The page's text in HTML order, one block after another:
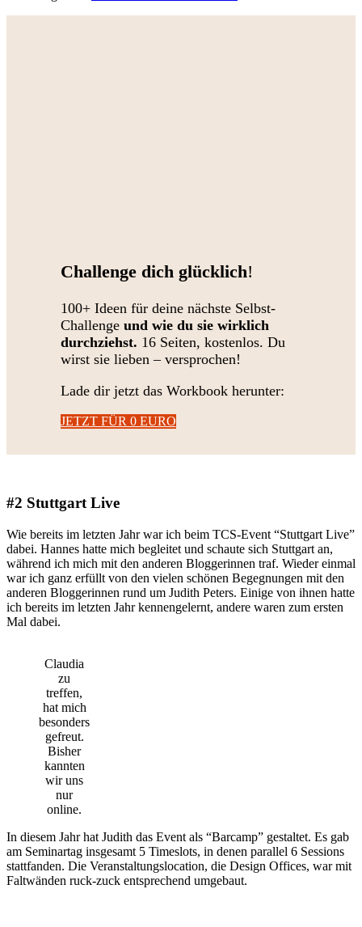
Challenge dich glücklich!
100+ Ideen für deine nächste Selbst-
Challenge und wie du sie wirklich
durchziehst. 16 Seiten, kostenlos. Du
wirst sie lieben – versprochen!
Lade dir jetzt das Workbook herunter:
JETZT FÜR 0 EURO
#2 Stuttgart Live
Wie bereits im letzten Jahr war ich beim TCS-Event “Stuttgart Live”
dabei. Hannes hatte mich begleitet und schaute sich Stuttgart an,
während ich mich mit den anderen Bloggerinnen traf. Wieder einmal
war ich ganz erfüllt von den vielen schönen Begegnungen mit den
anderen Bloggerinnen rund um Judith Peters. Einige von ihnen hatte
ich bereits im letzten Jahr kennengelernt, andere waren zum ersten
Mal dabei.
Claudia
zu
treffen,
hat mich
besonders
gefreut.
Bisher
kannten
wir uns
nur
online.
In diesem Jahr hat Judith das Event als “Barcamp” gestaltet. Es gab
am Seminartag insgesamt 5 Timeslots, in denen parallel 6 Sessions
stattfanden. Die Veranstaltungslocation, die Design Offices, war mit
Faltwänden ruck-zuck entsprechend umgebaut.